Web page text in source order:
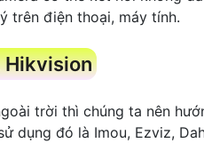
trên điện thoại, máy tính.
Hikvision
trời thì chúng ta nên
dụng đó là Imou, Ezviz,